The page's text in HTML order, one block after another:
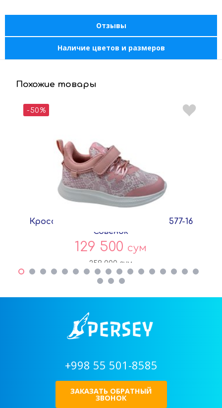
Отзывы
Наличие цветов и размеров
Похожие товары
-50%
Кроссовки Розовый Текстиль C5577-16
Совёнок
129 500 сум
259 000 сум
+998 55 501-8585
ЗАКАЗАТЬ ОБРАТНЫЙ
ЗВОНОК